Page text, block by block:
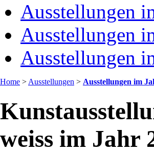
Ausstellungen
Ausstellungen
Ausstellungen
Home > Ausstellungen > Ausstellungen im
weiss im Jahr